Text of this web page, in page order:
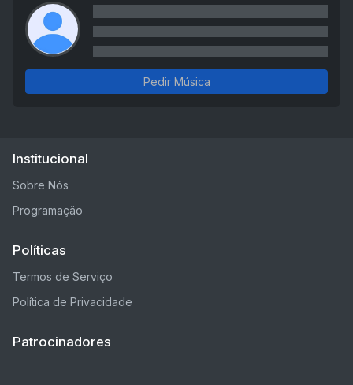
Pedir Música
Institucional
Sobre Nós
Programação
Políticas
Termos de Serviço
Política de Privacidade
Patrocinadores